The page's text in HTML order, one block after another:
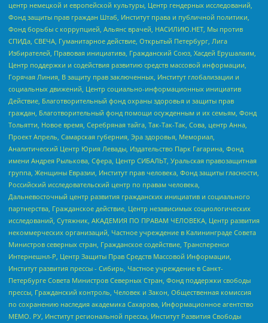
центр немецкой и европейской культуры, Центр гендерных исследований,
Фонд защиты прав граждан Штаб, Институт права и публичной политики,
Фонд борьбы с коррупцией, Альянс врачей, НАСИЛИЮ.НЕТ, Мы против
СПИДа, СВЕЧА, Гуманитарное действие, Открытый Петербург, Лига
Избирателей, Правовая инициатива, Гражданский Союз, Хасдей Ерушалаим,
Центр поддержки и содействия развитию средств массовой информации,
Горячая Линия, В защиту прав заключенных, Институт глобализации и
социальных движений, Центр социально-информационных инициатив
Действие, Благотворительный фонд охраны здоровья и защиты прав
граждан, Благотворительный фонд помощи осужденным и их семьям, Фонд
Тольятти, Новое время, Серебряная тайга, Так-Так-Так, Сова, центр Анна,
Проект Апрель, Самарская губерния, Эра здоровья, Мемориал,
Аналитический Центр Юрия Левады, Издательство Парк Гагарина, Фонд
имени Андрея Рылькова, Сфера, Центр СИБАЛЬТ, Уральская правозащитная
группа, Женщины Евразии, Институт прав человека, Фонд защиты гласности,
Российский исследовательский центр по правам человека,
Дальневосточный центр развития гражданских инициатив и социального
партнерства, Гражданское действие, Центр независимых социологических
исследований, Сутяжник, АКАДЕМИЯ ПО ПРАВАМ ЧЕЛОВЕКА, Центр развития
некоммерческих организаций, Частное учреждение в Калининграде Совета
Министров северных стран, Гражданское содействие, Трансперенси
Интернешнл-Р, Центр Защиты Прав Средств Массовой Информации,
Институт развития прессы - Сибирь, Частное учреждение в Санкт-
Петербурге Совета Министров Северных Стран, Фонд поддержки свободы
прессы, Гражданский контроль, Человек и Закон, Общественная комиссия
по сохранению наследия академика Сахарова, Информационное агентство
МЕМО. РУ, Институт региональной прессы, Институт Развития Свободы